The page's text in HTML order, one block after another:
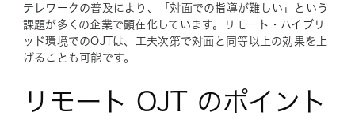
テレワークの普及により、「対面での指導が難しい」という
課題が多くの企業で顕在化しています。リモート・ハイブリ
ッド環境でのOJTは、工夫次第で対面と同等以上の効果を上
げることも可能です。
リモート OJT のポイント